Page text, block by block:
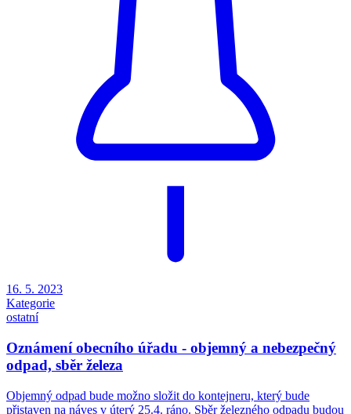
16. 5. 2023
Kategorie
ostatní
Oznámení obecního úřadu - objemný a nebezpečný
odpad, sběr železa
Objemný odpad bude možno složit do kontejneru, který bude
přistaven na náves v úterý 25.4. ráno. Sběr železného odpadu budou